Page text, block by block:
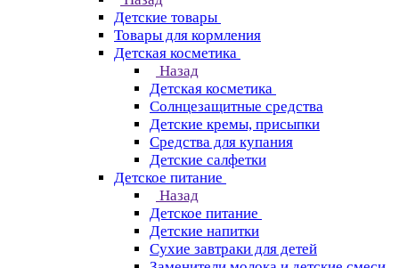
Детские товары
Товары для кормления
Детская косметика
Назад
Детская косметика
Солнцезащитные средства
Детские кремы, присыпки
Средства для купания
Детские салфетки
Детское питание
Назад
Детское питание
Детские напитки
Сухие завтраки для детей